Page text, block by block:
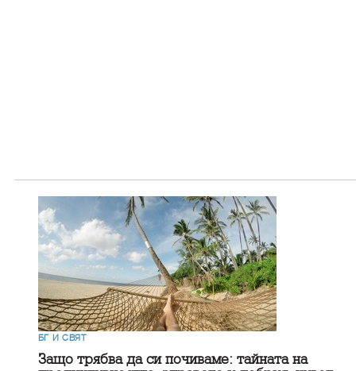
БГ И СВЯТ
Защо трябва да си почиваме: тайната на